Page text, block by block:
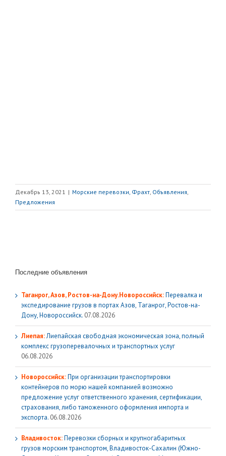
Декабрь 13, 2021 | Морские перевозки, Фрахт, Объявления,
Предложения
Последние объявления
Таганрог, Азов, Ростов-на-Дону.Новороссийск:Перевалка и
экспедирование грузов в портах Азов, Таганрог, Ростов-на-
Дону, Новороссийск. 07.08.2026
Лиепая:Лиепайская свободная экономическая зона, полный
комплекс грузoперевалочных и транспортных услуг
06.08.2026
Новороссийск:При организации транспортировки
контейнеров по морю нашей компанией возможно
предложение услуг ответственного хранения, сертификации,
страхования, либо таможенного оформления импорта и
экспорта. 06.08.2026
Владивосток:Перевозки сборных и крупногабаритных
грузов морским транспортом, Владивосток-Сахалин (Южно-